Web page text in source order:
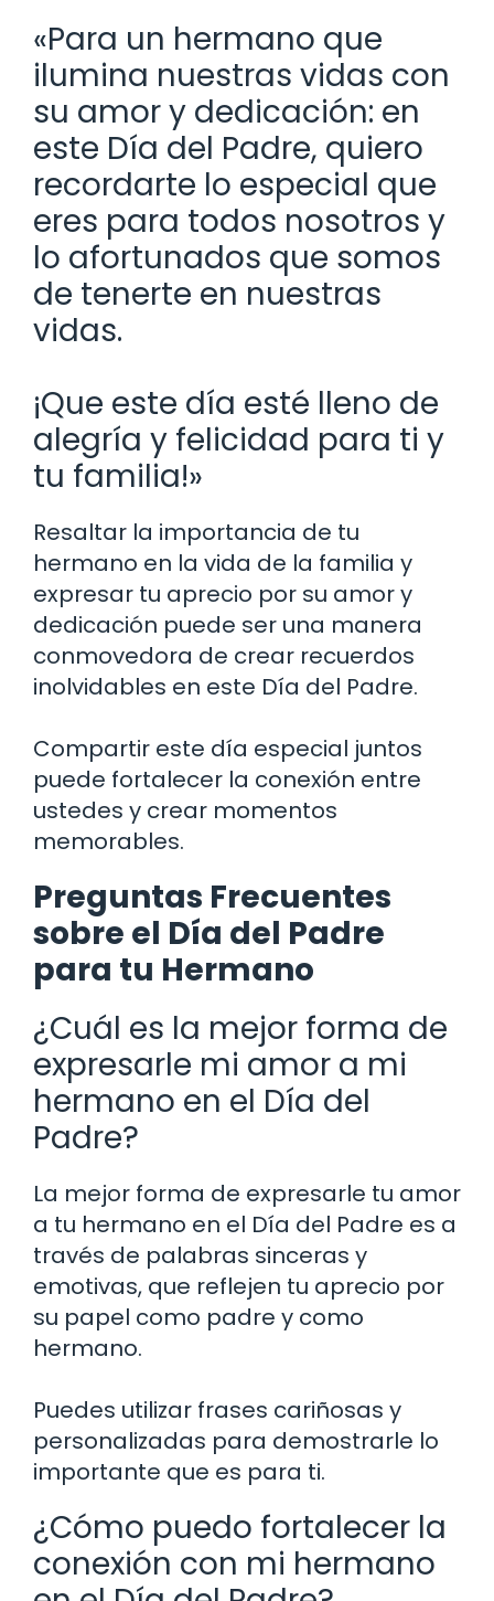
«Para un hermano que
ilumina nuestras vidas con
su amor y dedicación: en
este Día del Padre, quiero
recordarte lo especial que
eres para todos nosotros y
lo afortunados que somos
de tenerte en nuestras
vidas.
¡Que este día esté lleno de
alegría y felicidad para ti y
tu familia!»
Resaltar la importancia de tu
hermano en la vida de la familia y
expresar tu aprecio por su amor y
dedicación puede ser una manera
conmovedora de crear recuerdos
inolvidables en este Día del Padre.
Compartir este día especial juntos
puede fortalecer la conexión entre
ustedes y crear momentos
memorables.
Preguntas Frecuentes
sobre el Día del Padre
para tu Hermano
¿Cuál es la mejor forma de
expresarle mi amor a mi
hermano en el Día del
Padre?
La mejor forma de expresarle tu amor
a tu hermano en el Día del Padre es a
través de palabras sinceras y
emotivas, que reflejen tu aprecio por
su papel como padre y como
hermano.
Puedes utilizar frases cariñosas y
personalizadas para demostrarle lo
importante que es para ti.
¿Cómo puedo fortalecer la
conexión con mi hermano